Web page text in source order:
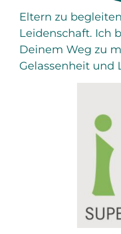
Eltern zu
Leidenschaft. Ich
Deinem Weg zu
Gelassenheit und